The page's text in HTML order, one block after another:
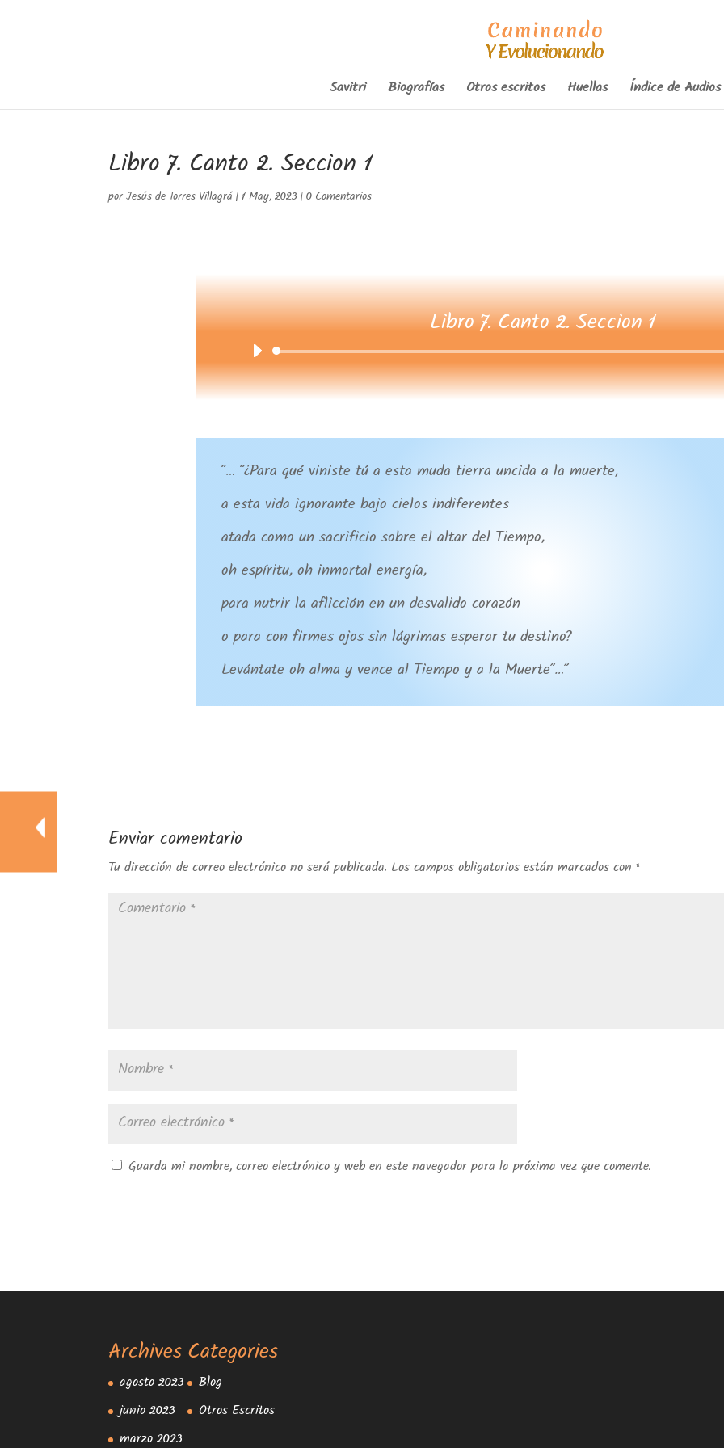
Savitri Biografías Otros escritos Huellas Índice de Audios
Libro 7. Canto 2. Seccion 1
porJesús de Torres Villagrá |1 May, 2023 |0 Comentarios
Libro 7. Canto 2. Seccion 1
Reproductor
de
audio
“… “¿Para qué viniste tú a esta muda tierra uncida a la muerte,
a esta vida ignorante bajo cielos indiferentes
atada como un sacrificio sobre el altar del Tiempo,
oh espíritu, oh inmortal energía,
para nutrir la aflicción en un desvalido corazón
o para con firmes ojos sin lágrimas esperar tu destino?
Levántate oh alma y vence al Tiempo y a la Muerte”…”
Enviar comentario
Tu dirección de correo electrónico no será publicada. Los campos obligatorios están marcados con*
Guarda mi nombre, correo electrónico y web en este navegador para la próxima vez que comente.
Archives
agosto 2023
junio 2023
marzo 2023
Categories
Blog
Otros Escritos